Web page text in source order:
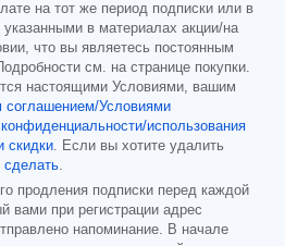
на тот же период подписки или в
в материалах акции/на
что вы являетесь постоянным
см. на странице покупки.
настоящими Условиями, вашим
соглашением/Условиями
конфиденциальности/использования
скидки. Если вы хотите удалить
сделать.
продления подписки перед каждой
вами при регистрации адрес
напоминание. В начале